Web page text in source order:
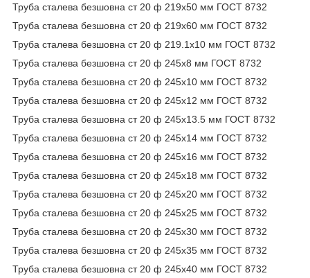
Труба сталева безшовна ст 20 ф 219х50 мм ГОСТ 8732
Труба сталева безшовна ст 20 ф 219х60 мм ГОСТ 8732
Труба сталева безшовна ст 20 ф 219.1х10 мм ГОСТ 8732
Труба сталева безшовна ст 20 ф 245х8 мм ГОСТ 8732
Труба сталева безшовна ст 20 ф 245х10 мм ГОСТ 8732
Труба сталева безшовна ст 20 ф 245х12 мм ГОСТ 8732
Труба сталева безшовна ст 20 ф 245х13.5 мм ГОСТ 8732
Труба сталева безшовна ст 20 ф 245х14 мм ГОСТ 8732
Труба сталева безшовна ст 20 ф 245х16 мм ГОСТ 8732
Труба сталева безшовна ст 20 ф 245х18 мм ГОСТ 8732
Труба сталева безшовна ст 20 ф 245х20 мм ГОСТ 8732
Труба сталева безшовна ст 20 ф 245х25 мм ГОСТ 8732
Труба сталева безшовна ст 20 ф 245х30 мм ГОСТ 8732
Труба сталева безшовна ст 20 ф 245х35 мм ГОСТ 8732
Труба сталева безшовна ст 20 ф 245х40 мм ГОСТ 8732